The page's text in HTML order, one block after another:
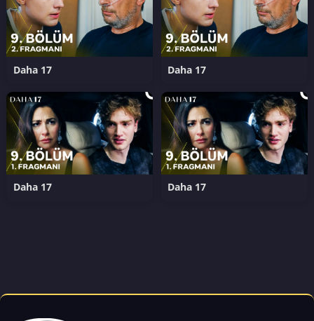
Daha 17 Daha 17
Daha 17 Daha 17